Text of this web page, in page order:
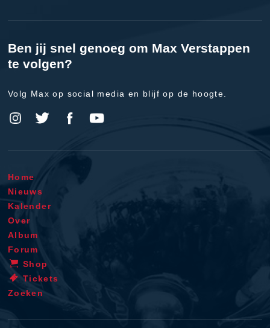
Ben jij snel genoeg om Max Verstappen
te volgen?
Volg Max op social media en blijf op de hoogte.
Home
Nieuws
Kalender
Over
Album
Forum
Shop
Tickets
Zoeken